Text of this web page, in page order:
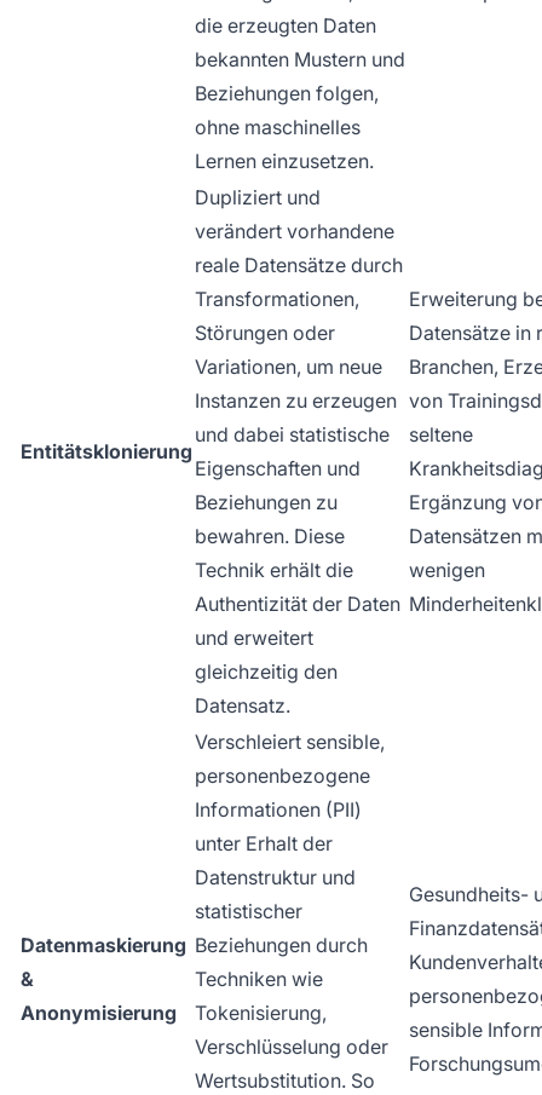
die erzeugten Daten
bekannten Mustern und
Beziehungen folgen,
ohne maschinelles
Lernen einzusetzen.
Entitätsklonierung
Dupliziert und
verändert vorhandene
reale Datensätze durch
Transformationen,
Störungen oder
Variationen, um neue
Instanzen zu erzeugen
und dabei statistische
Eigenschaften und
Beziehungen zu
bewahren. Diese
Technik erhält die
Authentizität der Daten
und erweitert
gleichzeitig den
Datensatz.
Erweiterung
Datensätze in
Branchen,
von
seltene
Ergänzung
Datensätzen
wenigen
Datenmaskierung
&
Anonymisierung
Verschleiert sensible,
personenbezogene
Informationen (PII)
unter Erhalt der
Datenstruktur und
statistischer
Beziehungen durch
Techniken wie
Tokenisierung,
Verschlüsselung oder
Wertsubstitution. So
Gesundheits-
sensible